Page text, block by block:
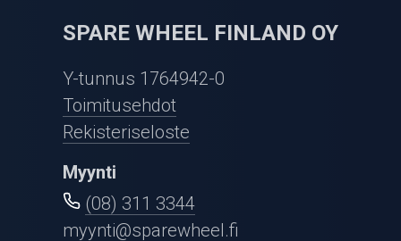
SPARE WHEEL FINLAND OY
Y-tunnus 1764942-0
Toimitusehdot
Rekisteriseloste
Myynti
(08) 311 3344
myynti@sparewheel.fi